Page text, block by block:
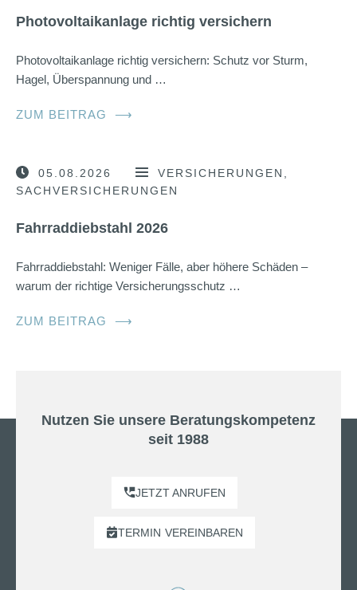
Photovoltaikanlage richtig versichern
Photovoltaikanlage richtig versichern: Schutz vor Sturm,
Hagel, Überspannung und …
ZUM BEITRAG ⟶
05.08.2026
VERSICHERUNGEN
SACHVERSICHERUNGEN
Fahrraddiebstahl 2026
Fahrraddiebstahl: Weniger Fälle, aber höhere Schäden –
warum der richtige Versicherungsschutz …
ZUM BEITRAG ⟶
Nutzen Sie unsere Beratungskompetenz
seit 1988
JETZT ANRUFEN
TERMIN VEREINBAREN